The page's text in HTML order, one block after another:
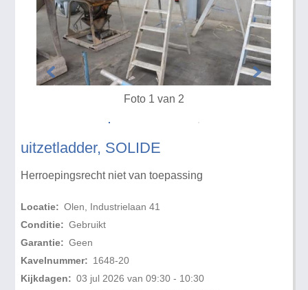
uitzetladder, SOLIDE
Herroepingsrecht niet van toepassing
Locatie: Olen, Industrielaan 41
Conditie: Gebruikt
Garantie: Geen
Kavelnummer: 1648-20
Kijkdagen: 03 jul 2026 van 09:30 - 10:30
Foto 1 van 2